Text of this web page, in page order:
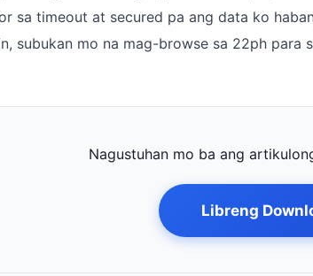
sa timeout at secured pa ang data ko
subukan mo na mag-browse sa 22ph para
Nagustuhan mo ba ang
Libreng